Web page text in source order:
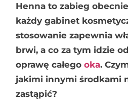
Henna to zabieg
każdy gabinet
stosowanie zapewnia
brwi, a co za tym idzie
oprawę całegooka.
jakimi innymi środkami
zastąpić?